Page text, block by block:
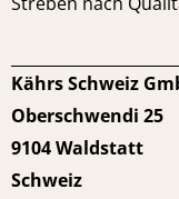
Kährs Schweiz
Oberschwendi 25
9104 Waldstatt
Schweiz